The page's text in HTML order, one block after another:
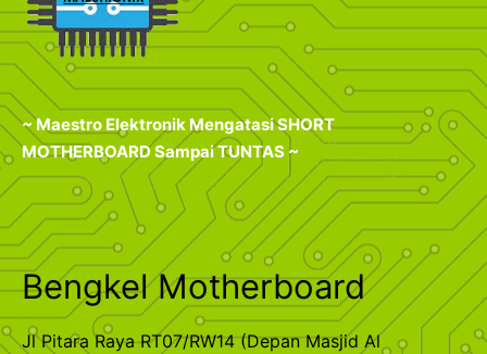
~ Maestro Elektronik Mengatasi SHORT
MOTHERBOARD Sampai TUNTAS ~
Bengkel Motherboard
Jl Pitara Raya RT07/RW14 (Depan Masjid Al